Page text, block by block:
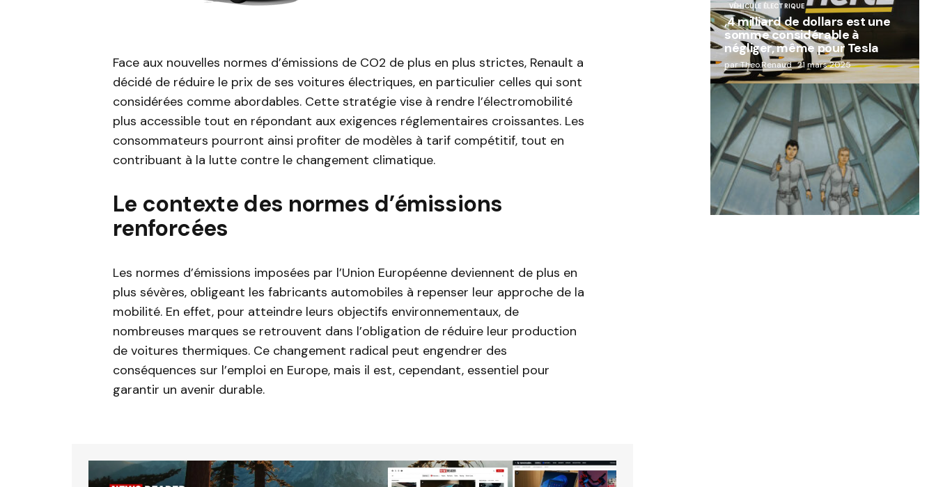
Face aux nouvelles normes d’émissions de CO2 de plus en plus strictes, Renault a
décidé de réduire le prix de ses voitures électriques, en particulier celles qui sont
considérées comme abordables. Cette stratégie vise à rendre l’électromobilité
plus accessible tout en répondant aux exigences réglementaires croissantes. Les
consommateurs pourront ainsi profiter de modèles à tarif compétitif, tout en
contribuant à la lutte contre le changement climatique.
Le contexte des normes d’émissions
renforcées
Les normes d’émissions imposées par l’Union Européenne deviennent de plus en
plus sévères, obligeant les fabricants automobiles à repenser leur approche de la
mobilité. En effet, pour atteindre leurs objectifs environnementaux, de
nombreuses marques se retrouvent dans l’obligation de réduire leur production
de voitures thermiques. Ce changement radical peut engendrer des
conséquences sur l’emploi en Europe, mais il est, cependant, essentiel pour
garantir un avenir durable.
VÉHICULE ÉLECTRIQUE
,4 milliard de dollars est une
somme considérable à
négliger, même pour Tesla
par Theo.Renaud 21 mars 2025
« Abandon des géants de la
robotique : Aldebaran, l’icône
française laissée à l’oubli »
par Lucie Dubois 18 mars 2025